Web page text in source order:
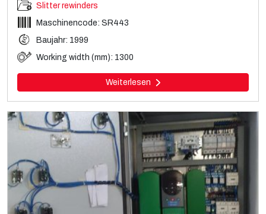
Slitter rewinders
Maschinencode: SR443
Baujahr: 1999
Working width (mm): 1300
Weiterlesen